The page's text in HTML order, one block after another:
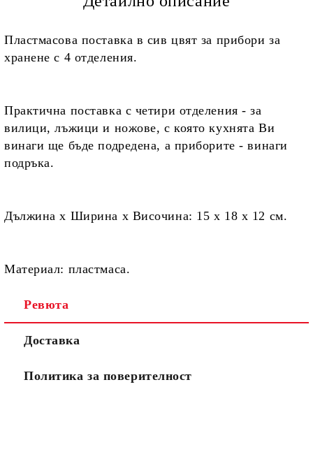
Пластмасова поставка в сив цвят за прибори за
хранене с 4 отделения.
Практична поставка с четири отделения -за
вилици, лъжици и ножове, с която кухнята Ви
винаги ще бъде подредена, а приборите - винаги
подръка.
Дължина х Ширина х Височина: 15 х 18 х 12 см.
Материал: пластмаса.
Ревюта
Доставка
Политика за поверителност